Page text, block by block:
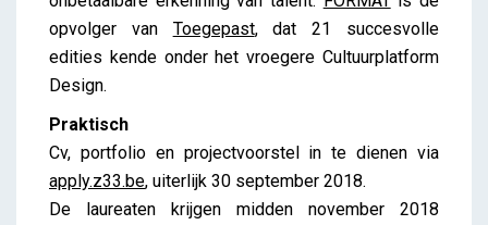
opvolger van Toegepast, dat 21 succesvolle
edities kende onder het vroegere Cultuurplatform
Design.
Praktisch
Cv, portfolio en projectvoorstel in te dienen via
apply.z33.be, uiterlijk 30 september 2018.
De laureaten krijgen midden november 2018